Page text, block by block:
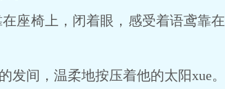
座椅上，闭着眼，感受着语鸢靠在
间，温柔地按压着他的太阳xue。